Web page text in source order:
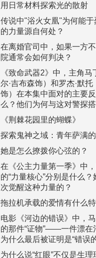
用日常材料探索光的散射
传说中"浴火女凰"为何能
的力量源自何处？
在离婚官司中，如果一方
院通常会如何判决？
《致命武器2》中，主角马
尔·吉布森饰）和罗杰·默托
饰）在本集中面对的主要
么？他们为何与这对警探
《荆棘花园里的蝴蝶》
探索鬼神之域：青年萨满
她是怎么撩拨你心弦的？
在《公主力量第一季》中
的“力量核心”分别是什么
次觉醒这种力量的？
拖拉机承载的爱情有什么
电影《河边的错误》中，
的那件“证物”——一件漂在
为什么最后被证明是“错误
为什么说“红眼”不仅是生